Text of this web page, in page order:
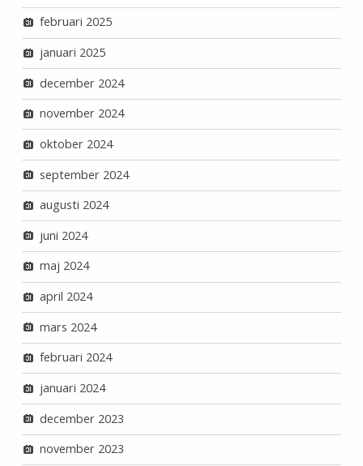
februari 2025
januari 2025
december 2024
november 2024
oktober 2024
september 2024
augusti 2024
juni 2024
maj 2024
april 2024
mars 2024
februari 2024
januari 2024
december 2023
november 2023